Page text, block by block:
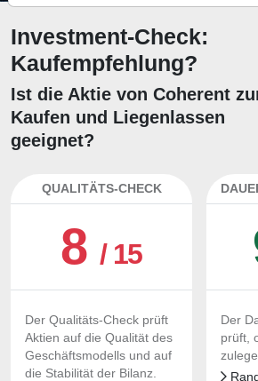
Investment-Check:
Kaufempfehlung?
Ist die Aktie von Coherent
Kaufen und Liegenlassen
geeignet?
QUALITÄTS-CHECK
8/ 15
Der Qualitäts-Check prüft
Aktien auf die Qualität des
Geschäftsmodells und auf
die Stabilität der Bilanz.
Der
prüft,